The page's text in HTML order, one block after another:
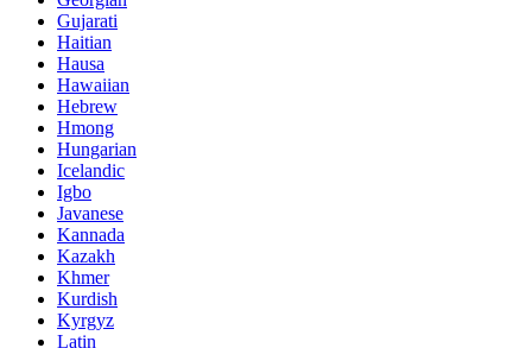
Gujarati
Haitian
Hausa
Hawaiian
Hebrew
Hmong
Hungarian
Icelandic
Igbo
Javanese
Kannada
Kazakh
Khmer
Kurdish
Kyrgyz
Latin